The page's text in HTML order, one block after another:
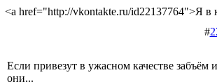
<a href="http://vkontakte.ru/id22137764">Я в
#
Если привезут в ужасном качестве забъём
они...